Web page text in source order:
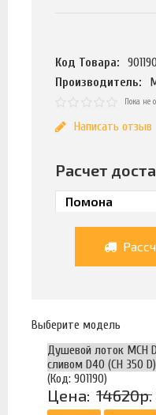
Код Товара:
Производитель:
Пока не
Написать отзыв
Расчет
Выберите модель
Душевой лоток MCH
сливом D40 (CH 350 D)
(Код: 901190)
Цена: 14620р.